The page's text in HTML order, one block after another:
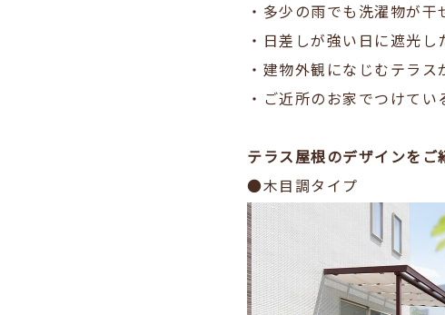
・多少の雨でも洗濯物が
・日差しが強い日に遮光し
・建物外観になじむテラ
・ご近所のお家でつけて
テラス屋根のデザインをご
●木目調タイプ